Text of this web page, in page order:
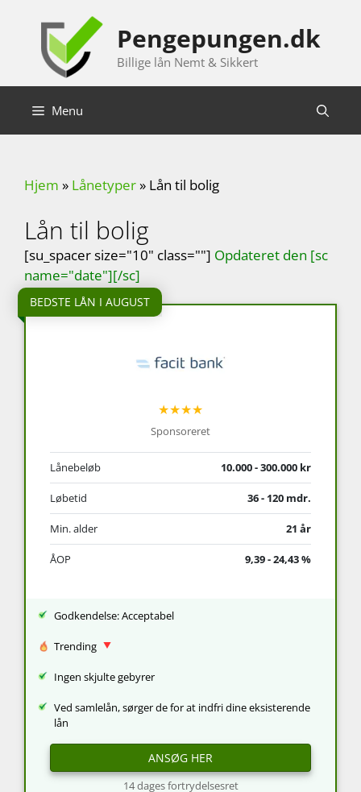
indhold
Pengepungen.dk
Billige lån Nemt & Sikkert
Menu
Hjem » Lånetyper» Lån til bolig
Lån til bolig
[su_spacer size="10" class=""] Opdateret den [sc
name="date"][/sc]
BEDSTE LÅN I AUGUST
★★★★
Sponsoreret
Lånebeløb 10.000 - 300.000 kr
Løbetid 36 - 120 mdr.
Min. alder 21 år
ÅOP 9,39 - 24,43 %
Godkendelse: Acceptabel
Trending
Ingen skjulte gebyrer
Ved samlelån, sørger de for at indfri dine eksisterende
lån
ANSØG HER
14 dages fortrydelsesret